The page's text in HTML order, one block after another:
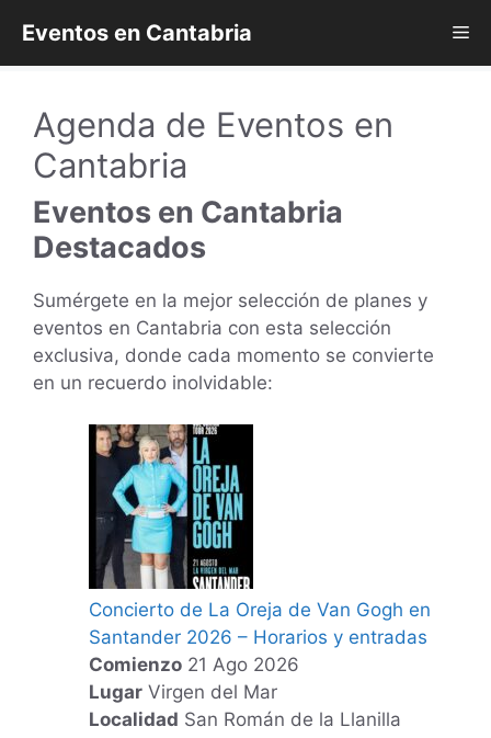
contenido
Eventos en Cantabria
Agenda de Eventos en
Cantabria
Eventos en Cantabria
Destacados
Sumérgete en la mejor selección de planes y
eventos en Cantabria con esta selección
exclusiva, donde cada momento se convierte
en un recuerdo inolvidable:
Concierto de La Oreja de Van Gogh en
Santander 2026 – Horarios y entradas
Comienzo 21 Ago 2026
Lugar Virgen del Mar
Localidad San Román de la Llanilla